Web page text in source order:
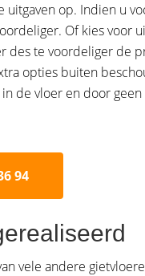
op. Indien u
Of kies voor
des te voordeliger de
opties buiten
de vloer en door
94
vele andere